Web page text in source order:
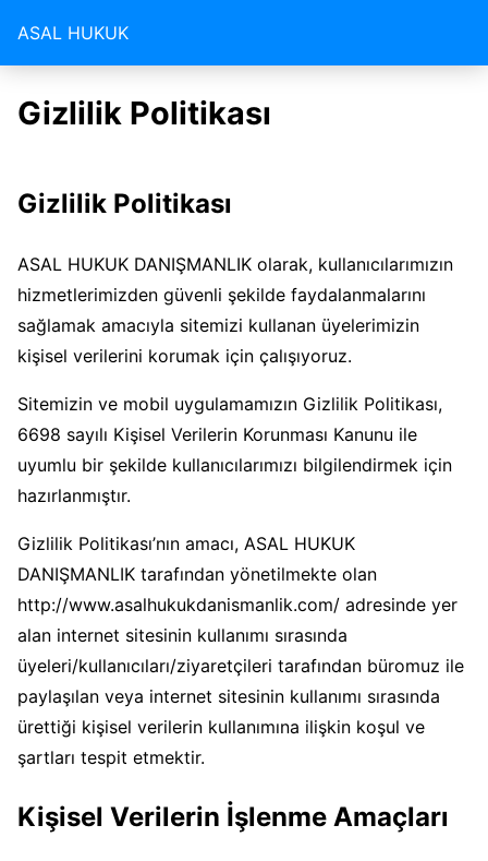
ASAL HUKUK
Gizlilik Politikası
Gizlilik Politikası
ASAL HUKUK DANIŞMANLIK olarak, kullanıcılarımızın
hizmetlerimizden güvenli şekilde faydalanmalarını
sağlamak amacıyla sitemizi kullanan üyelerimizin
kişisel verilerini korumak için çalışıyoruz.
Sitemizin ve mobil uygulamamızın Gizlilik Politikası,
6698 sayılı Kişisel Verilerin Korunması Kanunu ile
uyumlu bir şekilde kullanıcılarımızı bilgilendirmek için
hazırlanmıştır.
Gizlilik Politikası’nın amacı, ASAL HUKUK
DANIŞMANLIK tarafından yönetilmekte olan
http://www.asalhukukdanismanlik.com/ adresinde yer
alan internet sitesinin kullanımı sırasında
üyeleri/kullanıcıları/ziyaretçileri tarafından büromuz ile
paylaşılan veya internet sitesinin kullanımı sırasında
ürettiği kişisel verilerin kullanımına ilişkin koşul ve
şartları tespit etmektir.
Kişisel Verilerin İşlenme Amaçları